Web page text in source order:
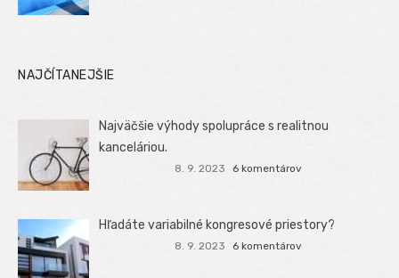
NAJČÍTANEJŠIE
Najväčšie výhody spolupráce s realitnou
kanceláriou.
8. 9. 2023 6 komentárov
Hľadáte variabilné kongresové priestory?
8. 9. 2023 6 komentárov